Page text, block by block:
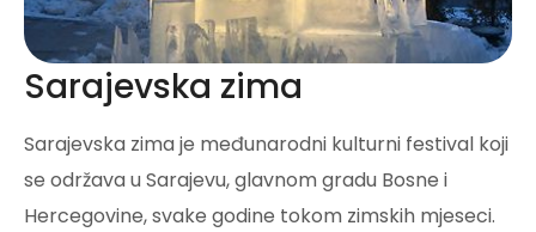
Sarajevska zima
Sarajevska zima je međunarodni kulturni festival koji
se održava u Sarajevu, glavnom gradu Bosne i
Hercegovine, svake godine tokom zimskih mjeseci.